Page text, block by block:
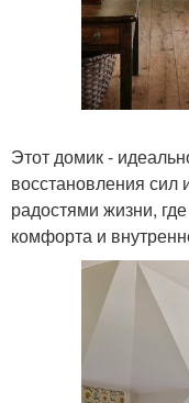
Этот домик -
восстановления
радостями жизни,
комфорта и